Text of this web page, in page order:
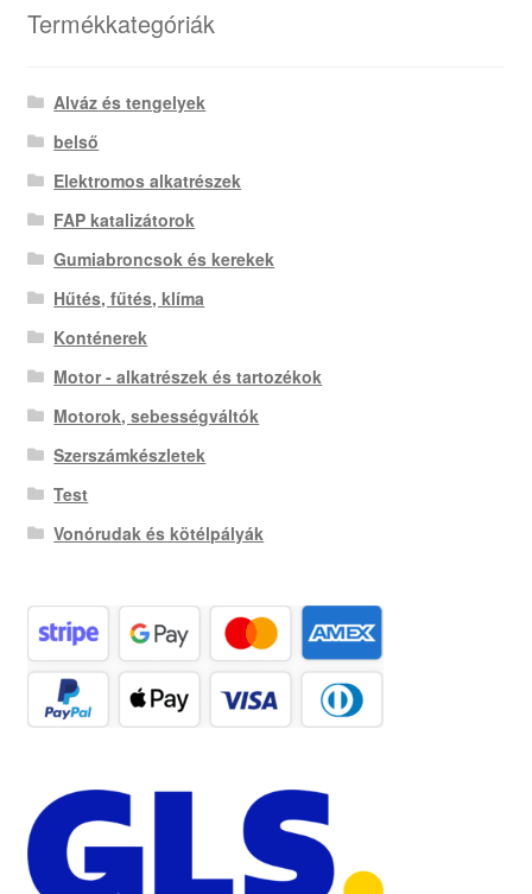
Termékkategóriák
Alváz és tengelyek
belső
Elektromos alkatrészek
FAP katalizátorok
Gumiabroncsok és kerekek
Hűtés, fűtés, klíma
Konténerek
Motor - alkatrészek és tartozékok
Motorok, sebességváltók
Szerszámkészletek
Test
Vonórudak és kötélpályák